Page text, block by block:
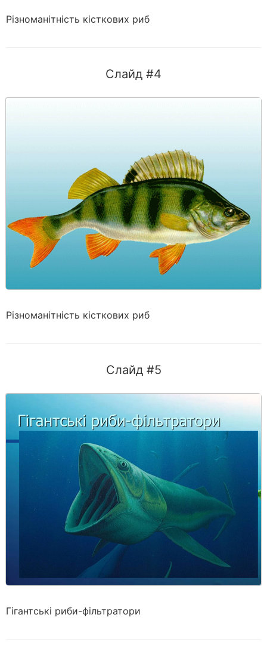
Різноманітність кісткових риб
Слайд #4
Різноманітність кісткових риб
Слайд #5
Гігантські риби-фільтратори